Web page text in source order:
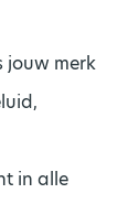
jouw merk
in alle